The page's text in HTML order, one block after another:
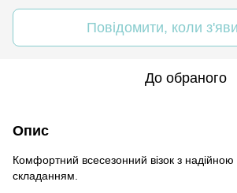
Повідомити, коли
До обраного
Опис
Комфортний всесезонний візок з
складанням.